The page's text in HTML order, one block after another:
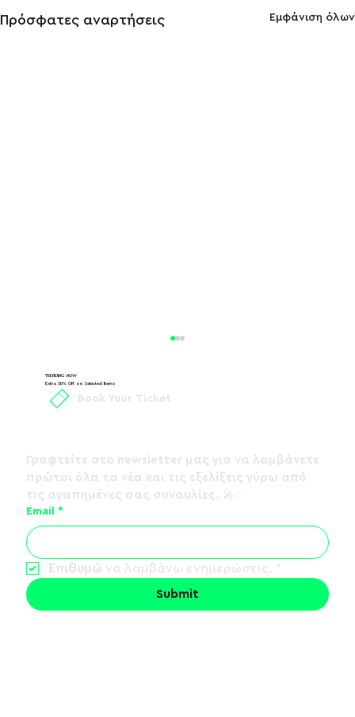
Γραφτείτε στο newsletter μας για να λαμβάνετε
πρώτοι όλα τα νέα και τις εξελίξεις γύρω από
τις αγαπημένες σας συναυλίες. 🎤✨
Email *
Επιθυμώ να λαμβάνω ενημερώσεις. *
Submit
Πρόσφατες αναρτήσεις Εμφάνιση όλων
ΛΟΓΟΣ ΤΙΜΗΣ - Summer Tour 2026
TRENDING NOW
Extra 30% Off on Selected Items
Book Your Ticket